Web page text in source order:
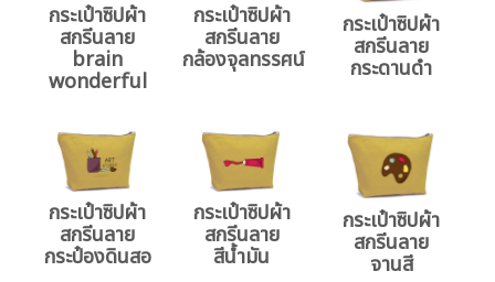
กระเป๋าซิปผ้า
สกรีนลาย
brain
wonderful
กระเป๋าซิปผ้า
สกรีนลาย
กล้องจุลทรรศน์
กระเป๋าซิปผ้า
สกรีนลาย
กระดานดำ
กระเป๋าซิปผ้า
สกรีนลาย
กระป๋องดินสอ
กระเป๋าซิปผ้า
สกรีนลาย
สีน้ำมัน
กระเป๋าซิปผ้า
สกรีนลาย
จานสี